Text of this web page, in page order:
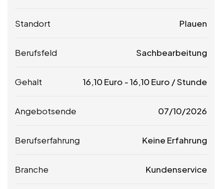
Standort Plauen
Berufsfeld Sachbearbeitung
Gehalt 16,10 Euro -16,10 Euro / Stunde
Angebotsende 07/10/2026
Berufserfahrung Keine Erfahrung
Branche Kundenservice